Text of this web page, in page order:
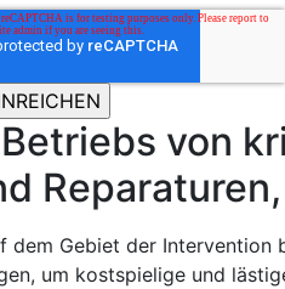
von
Gebiet der Intervention
um kostspielige und